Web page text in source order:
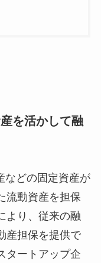
を活かして融
などの固定資産が
流動資産を担保
より、従来の融
産担保を提供で
タートアップ企